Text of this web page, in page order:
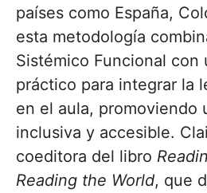
países como España,
esta metodología
Sistémico Funcional con
práctico para integrar la
en el aula, promoviendo
inclusiva y accesible.
coeditora del libro
Reading the World, que